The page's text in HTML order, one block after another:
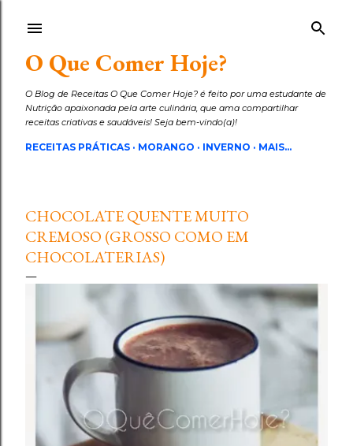
O Que Comer Hoje?
O Blog de Receitas O Que Comer Hoje? é feito por uma estudante de
Nutrição apaixonada pela arte culinária, que ama compartilhar
receitas criativas e saudáveis! Seja bem-vindo(a)!
RECEITAS PRÁTICAS MORANGO INVERNO MAIS…
CHOCOLATE QUENTE MUITO
CREMOSO (GROSSO COMO EM
CHOCOLATERIAS)